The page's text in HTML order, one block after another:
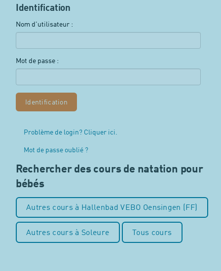
Identification
Nom d'utilisateur :
Mot de passe :
Problème de login? Cliquer ici.
Mot de passe oublié ?
Rechercher des cours de natation pour
bébés
Autres cours à Hallenbad VEBO Oensingen (FF)
Autres cours à Soleure Tous cours